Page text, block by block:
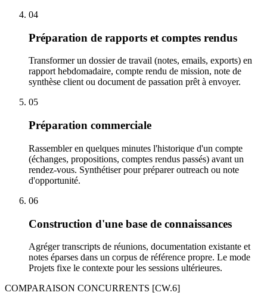
04
Préparation de rapports et comptes rendus
Transformer un dossier de travail (notes, emails, exports) en
rapport hebdomadaire, compte rendu de mission, note de
synthèse client ou document de passation prêt à envoyer.
05
Préparation commerciale
Rassembler en quelques minutes l'historique d'un compte
(échanges, propositions, comptes rendus passés) avant un
rendez-vous. Synthétiser pour préparer outreach ou note
d'opportunité.
06
Construction d'une base de connaissances
Agréger transcripts de réunions, documentation existante et
notes éparses dans un corpus de référence propre. Le mode
Projets fixe le contexte pour les sessions ultérieures.
COMPARAISON CONCURRENTS [CW.6]